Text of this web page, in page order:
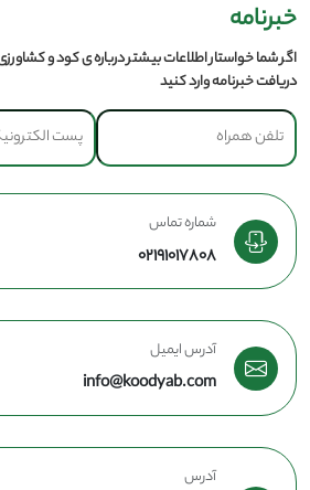
خبرنامه
اگر شما خواستار اطلاعات بیشتر درباره ی کود و
دریافت خبرنامه وارد کنید
شماره تماس
02191017808
آدرس ایمیل
info@koodyab.com
آدرس